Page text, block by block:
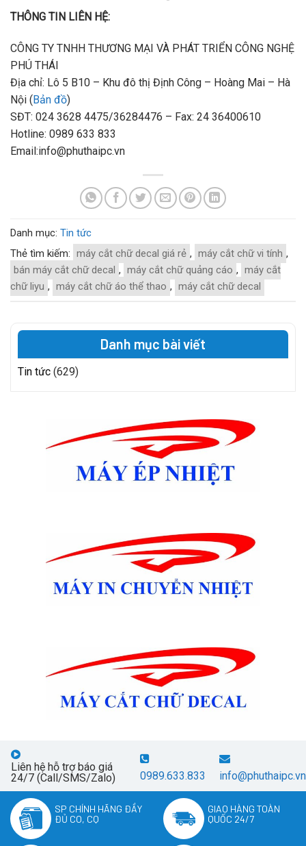
THÔNG TIN LIÊN HỆ:
CÔNG TY TNHH THƯƠNG MẠI VÀ PHÁT TRIỂN CÔNG NGHỆ
PHÚ THÁI
Địa chỉ: Lô 5 B10 – Khu đô thị Định Công – Hoàng Mai – Hà
Nội (Bản đồ)
SĐT: 024 3628 4475/36284476 – Fax: 24 36400610
Hotline: 0989 633 833
Email:info@phuthaipc.vn
Danh mục: Tin tức
Thẻ tìm kiếm: máy cắt chữ decal giá rẻ , máy cắt chữ vi tính ,
bán máy cắt chữ decal , máy cắt chữ quảng cáo , máy cắt
chữ liyu , máy cắt chữ áo thể thao , máy cắt chữ decal
Danh mục bài viết
Tin tức (629)
Liên hệ hỗ trợ báo giá
24/7 (Call/SMS/Zalo)
0989.633.833 info@phuthaipc.vn
SP CHÍNH HÃNG ĐẦY
ĐỦ CO, CQ
GIAO HÀNG TOÀN
QUỐC 24/7